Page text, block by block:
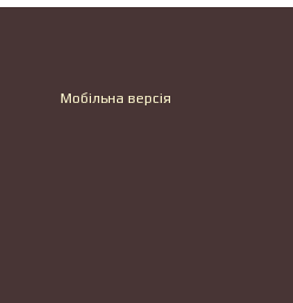
Мобільна версія